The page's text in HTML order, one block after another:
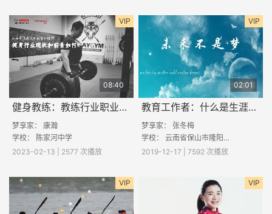
VIP
08:40
健身教练：教练行业职业面面观
梦享家： 康瀚
学校： 陈家河中学
2023-02-13 | 2577 次播放
VIP
02:01
教育工作者：什么是生涯规划？
梦享家： 张冬梅
学校： 云南省保山市隆阳区彭海中学
2019-12-17 | 7592 次播放
VIP VIP